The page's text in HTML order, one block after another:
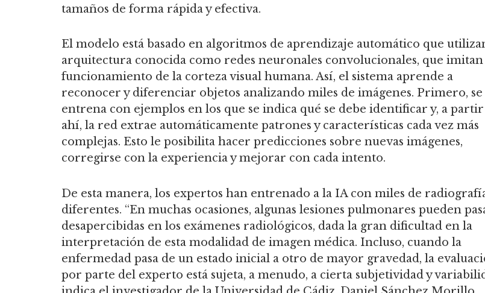
tamaños de forma rápida y efectiva.
El modelo está basado en algoritmos de aprendizaje automático que
arquitectura conocida como redes neuronales convolucionales, que
funcionamiento de la corteza visual humana. Así, el sistema aprende a
reconocer y diferenciar objetos analizando miles de imágenes. Primero, se
entrena con ejemplos en los que se indica qué se debe identificar y, a
ahí, la red extrae automáticamente patrones y características cada vez más
complejas. Esto le posibilita hacer predicciones sobre nuevas imágenes,
corregirse con la experiencia y mejorar con cada intento.
De esta manera, los expertos han entrenado a la IA con miles de
diferentes. “En muchas ocasiones, algunas lesiones pulmonares pueden
desapercibidas en los exámenes radiológicos, dada la gran dificultad en la
interpretación de esta modalidad de imagen médica. Incluso, cuando la
enfermedad pasa de un estado inicial a otro de mayor gravedad, la
por parte del experto está sujeta, a menudo, a cierta subjetividad y